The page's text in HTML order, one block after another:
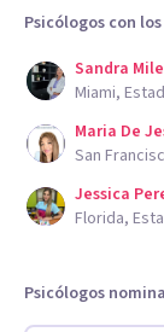
Psicólogos con
Sandra
Miami,
Maria De
San
Jessica
Florida,
Psicólogos